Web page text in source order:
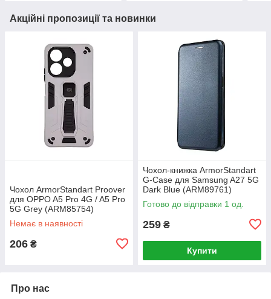
Акційні пропозиції та новинки
Чохол ArmorStandart Proover
для OPPO A5 Pro 4G / A5 Pro
5G Grey (ARM85754)
Немає в наявності
206 ₴
Чохол-книжка ArmorStandart
G-Case для Samsung A27 5G
Dark Blue (ARM89761)
Готово до відправки 1 од.
259 ₴
Купити
Про нас